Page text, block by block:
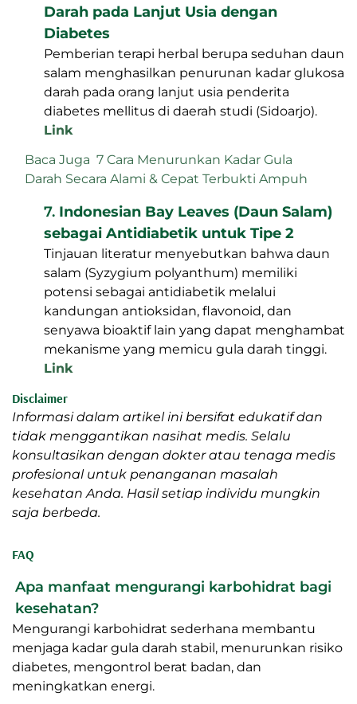
Darah pada Lanjut Usia dengan
Diabetes
Pemberian terapi herbal berupa seduhan daun
salam menghasilkan penurunan kadar glukosa
darah pada orang lanjut usia penderita
diabetes mellitus di daerah studi (Sidoarjo).
Link
Baca Juga 7 Cara Menurunkan Kadar Gula
Darah Secara Alami & Cepat Terbukti Ampuh
7. Indonesian Bay Leaves (Daun Salam)
sebagai Antidiabetik untuk Tipe 2
Tinjauan literatur menyebutkan bahwa daun
salam (Syzygium polyanthum) memiliki
potensi sebagai antidiabetik melalui
kandungan antioksidan, flavonoid, dan
senyawa bioaktif lain yang dapat menghambat
mekanisme yang memicu gula darah tinggi.
Link
Disclaimer
Informasi dalam artikel ini bersifat edukatif dan
tidak menggantikan nasihat medis. Selalu
konsultasikan dengan dokter atau tenaga medis
profesional untuk penanganan masalah
kesehatan Anda. Hasil setiap individu mungkin
saja berbeda.
FAQ
Apa manfaat mengurangi karbohidrat bagi
kesehatan?
Mengurangi karbohidrat sederhana membantu
menjaga kadar gula darah stabil, menurunkan risiko
diabetes, mengontrol berat badan, dan
meningkatkan energi.